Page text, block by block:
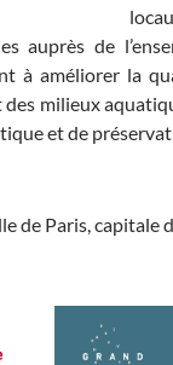
auprès de
à améliorer la
des milieux
et de
de Paris, capitale